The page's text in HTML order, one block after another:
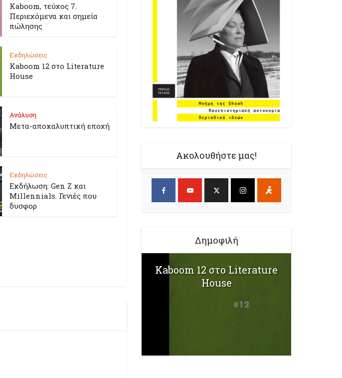
Kaboom, τεύχος 7.
Περιεχόμενα και σημεία
πώλησης
Εκδηλώσεις
Kaboom 12 στο Literature
House
Ανάλυση
Μετα-αποκαλυπτική εποχή
Εκδηλώσεις
Εκδήλωση: Gen Z και
Millennials. Γενιές που
δυσφορ
Ακολουθήστε μας!
Δημοφιλή
Kaboom 12 στο Literature
House